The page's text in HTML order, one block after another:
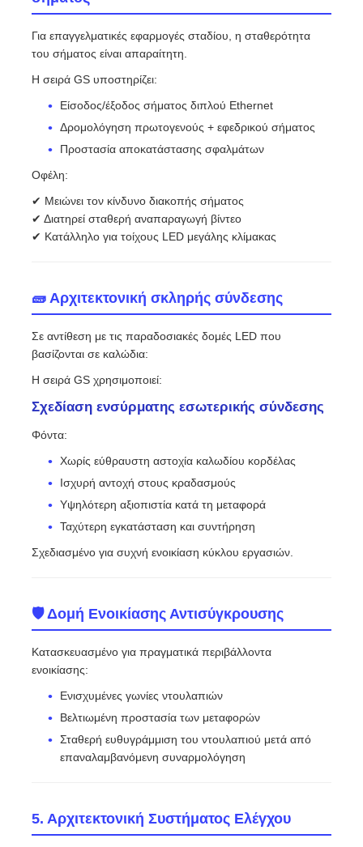
Για επαγγελματικές εφαρμογές σταδίου, η σταθερότητα
του σήματος είναι απαραίτητη.
Η σειρά GS υποστηρίζει:
Είσοδος/έξοδος σήματος διπλού Ethernet
Δρομολόγηση πρωτογενούς + εφεδρικού σήματος
Προστασία αποκατάστασης σφαλμάτων
Οφέλη:
✔ Μειώνει τον κίνδυνο διακοπής σήματος
✔ Διατηρεί σταθερή αναπαραγωγή βίντεο
✔ Κατάλληλο για τοίχους LED μεγάλης κλίμακας
🧱 Αρχιτεκτονική σκληρής σύνδεσης
Σε αντίθεση με τις παραδοσιακές δομές LED που
βασίζονται σε καλώδια:
Η σειρά GS χρησιμοποιεί:
Σχεδίαση ενσύρματης εσωτερικής σύνδεσης
Φόντα:
Χωρίς εύθραυστη αστοχία καλωδίου κορδέλας
Ισχυρή αντοχή στους κραδασμούς
Υψηλότερη αξιοπιστία κατά τη μεταφορά
Ταχύτερη εγκατάσταση και συντήρηση
Σχεδιασμένο για συχνή ενοικίαση κύκλου εργασιών.
🛡 Δομή Ενοικίασης Αντισύγκρουσης
Κατασκευασμένο για πραγματικά περιβάλλοντα
ενοικίασης:
Ενισχυμένες γωνίες ντουλαπιών
Βελτιωμένη προστασία των μεταφορών
Σταθερή ευθυγράμμιση του ντουλαπιού μετά από
επαναλαμβανόμενη συναρμολόγηση
5. Αρχιτεκτονική Συστήματος Ελέγχου